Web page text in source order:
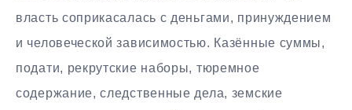
власть соприкасалась с деньгами, принуждением
и человеческой зависимостью. Казённые суммы,
подати, рекрутские наборы, тюремное
содержание, следственные дела, земские